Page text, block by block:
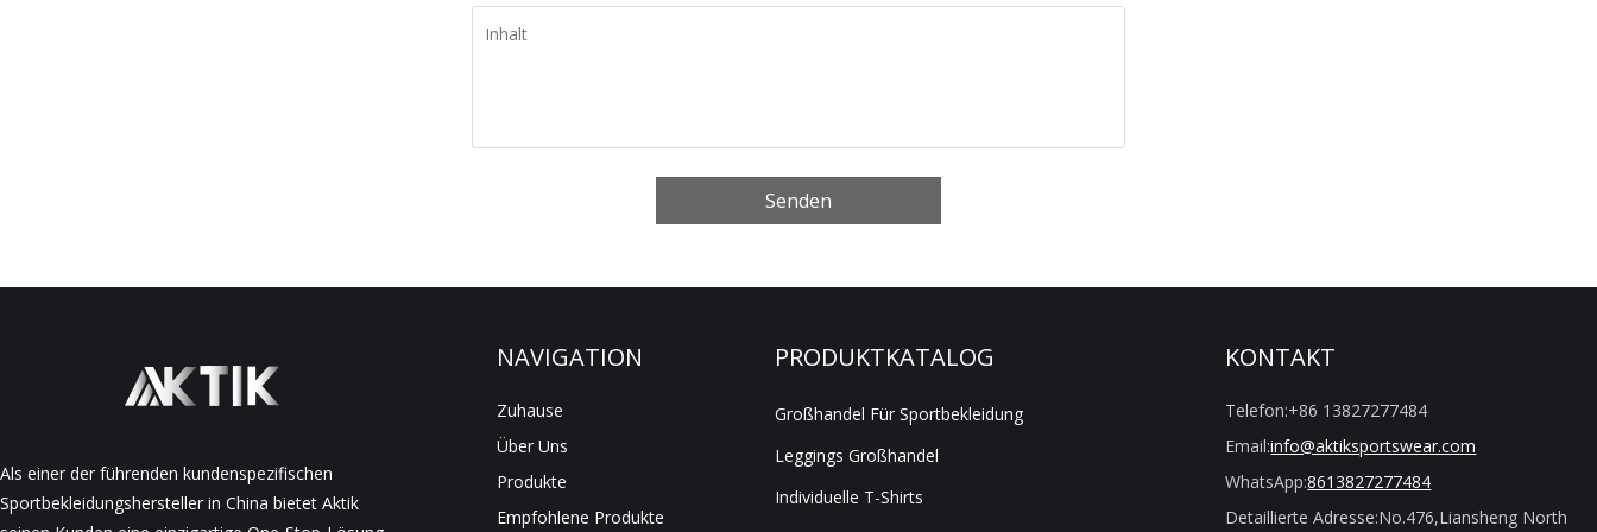
Senden
Als einer der führenden kundenspezifischen
Sportbekleidungshersteller in China bietet Aktik
NAVIGATION
Zuhause
Über Uns
Produkte
Empfohlene Produkte
PRODUKTKATALOG
Großhandel Für Sportbekleidung
Leggings Großhandel
Individuelle T-Shirts
KONTAKT
Telefon:+86 13827277484
Email:info@aktiksportswear.com
WhatsApp:8613827277484
Detaillierte Adresse:No.476,Liansheng North